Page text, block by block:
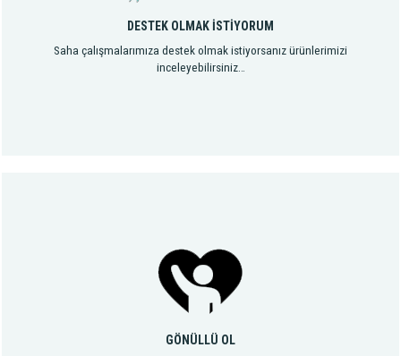
DESTEK OLMAK İSTİYORUM
Saha çalışmalarımıza destek olmak istiyorsanız ürünlerimizi
inceleyebilirsiniz…
GÖNÜLLÜ OL